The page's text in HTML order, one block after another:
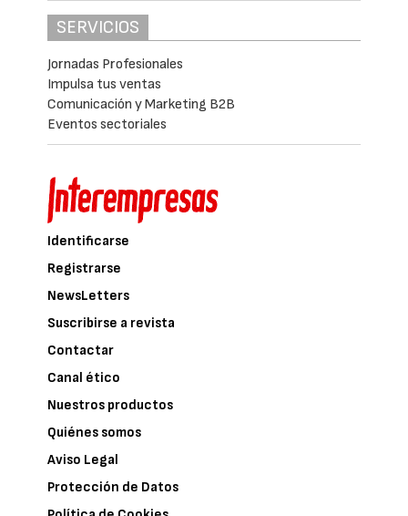
SERVICIOS
Jornadas Profesionales
Impulsa tus ventas
Comunicación y Marketing B2B
Eventos sectoriales
Identificarse
Registrarse
NewsLetters
Suscribirse a revista
Contactar
Canal ético
Nuestros productos
Quiénes somos
Aviso Legal
Protección de Datos